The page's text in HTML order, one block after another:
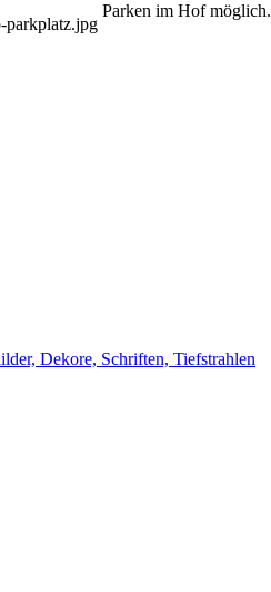
Parken im Hof möglich.
Dekore, Schriften, Tiefstrahlen